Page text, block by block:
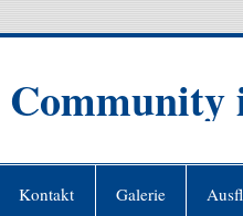
Kontakt Galerie